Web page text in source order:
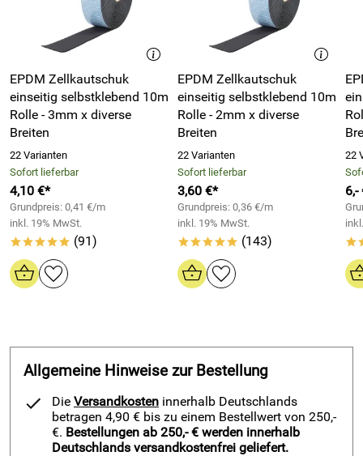
Oberflächen wie Schäumen und PE- bzw. PP-Folien.
Träger: PES/PVA Gittergelege
Interliner: Polyolefin-Folie weiss
Gesamtstärke: 0,08mm
Klebekraft (In Anlehnung an AFERA 5001): mind.
18N/25mm (Kontaktzeit 1h)
Hersteller: Fugendichtband24 GmbH, Hommeswiese 43
57258 Freudenberg, www.fugendichtband24.com
Verantwortliche Person: vertr. d. d. Geschäftsführer Reiner
Schneider, Hommeswiese 43 57258 Freudenberg,
Kaufdatum: 10.04.2025
Bewertungsdatum: 04.05.2025
BASt *****
Verifizierte Bewertung
sehr zufrieden super schnelle Bearbeitung würde jederzeit
wieder einkaufen
Kaufdatum: 23.12.2023
Bewertungsdatum: 02.01.2024
Zufriedener *****
Verifizierte Bewertung
Kaufdatum: 13.10.2022
Verifizierte Bewertung
Wie immer sehr zufrieden!
Kaufdatum: 27.03.2022
Bewertungsdatum: 08.04.2022
*****
EPDM Zellkautschuk
einseitig selbstklebend 10m
Rolle - 3mm x diverse
Breiten
22 Varianten
Sofort lieferbar
4,10 €*
Grundpreis: 0,41 €/m
inkl. 19% MwSt.
***** (91)
EPDM Zellkautschuk
einseitig selbstklebend 10m
Rolle - 2mm x diverse
Breiten
22 Varianten
Sofort lieferbar
3,60 €*
Grundpreis: 0,36 €/m
inkl. 19% MwSt.
***** (143)
22
6,-
Allgemeine Hinweise zur Bestellung
Die Versandkosten innerhalb Deutschlands
betragen 4,90 € bis zu einem Bestellwert von 250,-
€. Bestellungen ab 250,- € werden innerhalb
Deutschlands versandkostenfrei geliefert.